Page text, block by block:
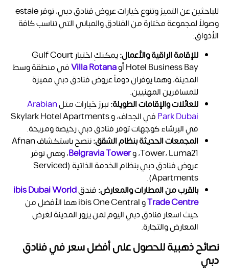
للباحثين عن التميز وتنوع خياراتعروض فنادق دبي، توفر estaie
وصولاً لمجموعة مختارة من الفنادق والمباني التي تناسب كافة
الأذواق:
للإقامة الراقية والأعمال:يمكنكِ اختيارGulf Court
Hotel Business Bay أو
Villa Rotanaفي منطقة وسط
المدينة، وهما يوفران دوماً عروض فنادق دبيمميزة
للمسافرين المهنيين.
للعائلات والإقامات الطويلة:تبرز خيارات مثلArabian
Park Dubai
في الجداف، و Skylark Hotel Apartments
في البرشاء كوجهات توفر فنادق دبي رخيصةومريحة.
المجمعات الحديثة بنظام الشقق:ننصح باستكشافAfnan
Tower، Luma21، و
Belgravia Tower، وهي توفر
عروض فنادق دبي
بنظام الخدمة الذاتية (Serviced
Apartments).
بالقرب من المطارات والمعارض:فندقibis Dubai World
Trade Centre
و ibis One Central هما الأفضل من
حيث اسعار فنادق دبي اليوملمن يزور المدينة لغرض
المعارض والتجارة.
نصائح ذهبية للحصول على أفضل سعر في فنادق
دبي